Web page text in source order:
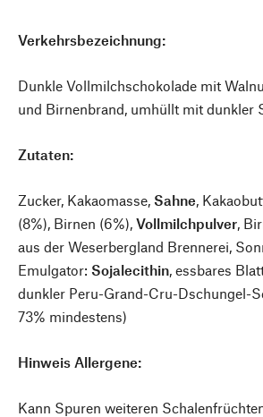
Verkehrsbezeichnung:
Dunkle Vollmilchschokolade mit
und Birnenbrand, umhüllt mit dunkler
Zutaten:
Zucker, Kakaomasse, Sahne,
(8%), Birnen (6%), Vollmilchpulver,
aus der Weserbergland Brennerei,
Emulgator: Sojalecithin, essbares
dunkler Peru-Grand-Cru-Dschungel-
73% mindestens)
Hinweis Allergene:
Kann Spuren weiteren